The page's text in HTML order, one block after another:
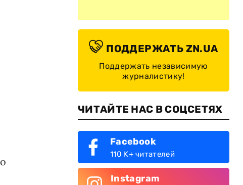
ПОДДЕРЖАТЬ ZN.UA
Поддержать независимую
журналистику!
ЧИТАЙТЕ НАС В СОЦСЕТЯХ
Facebook
110 K+ читателей
Instagram